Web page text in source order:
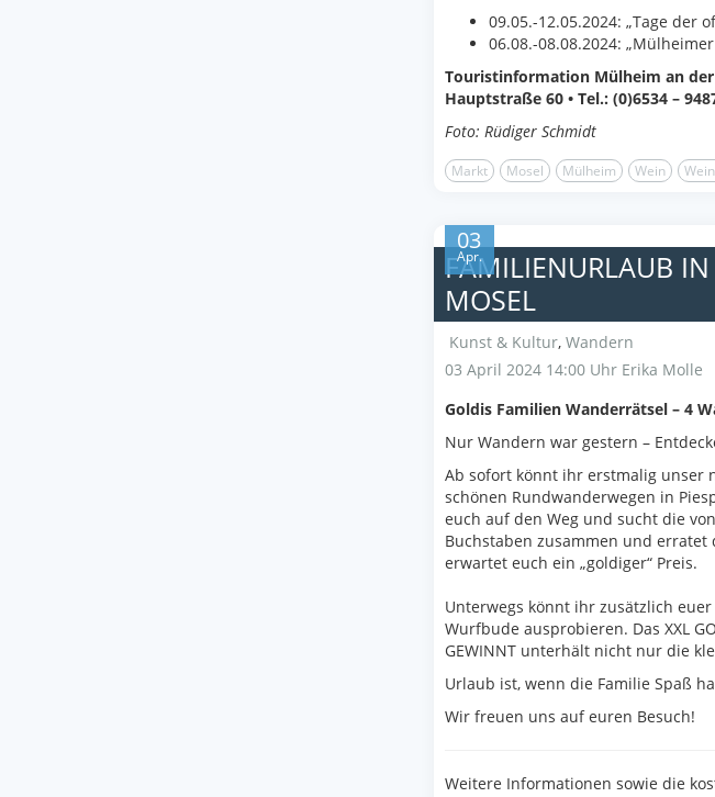
09.05.-12.05.2024: „Tage der
06.08.-08.08.2024:
Touristinformation Mülheim an der
Hauptstraße 60 • Tel.: (0)6534 –
Foto: Rüdiger Schmidt
Markt Mosel Mülheim Wein
03
Apr.
FAMILIENURLAUB
MOSEL
Kunst & Kultur, Wandern
03 April 2024 14:00 Uhr Erika Molle
Goldis Familien Wanderrätsel – 4
Nur Wandern war gestern –
Ab sofort könnt ihr erstmalig unser
schönen Rundwanderwegen in
euch auf den Weg und sucht die
Buchstaben zusammen und
erwartet euch ein „goldiger“ Preis.
Unterwegs könnt ihr zusätzlich
Wurfbude ausprobieren. Das XXL
GEWINNT unterhält nicht nur die
Urlaub ist, wenn die Familie Spaß
Wir freuen uns auf euren Besuch!
Weitere Informationen sowie die